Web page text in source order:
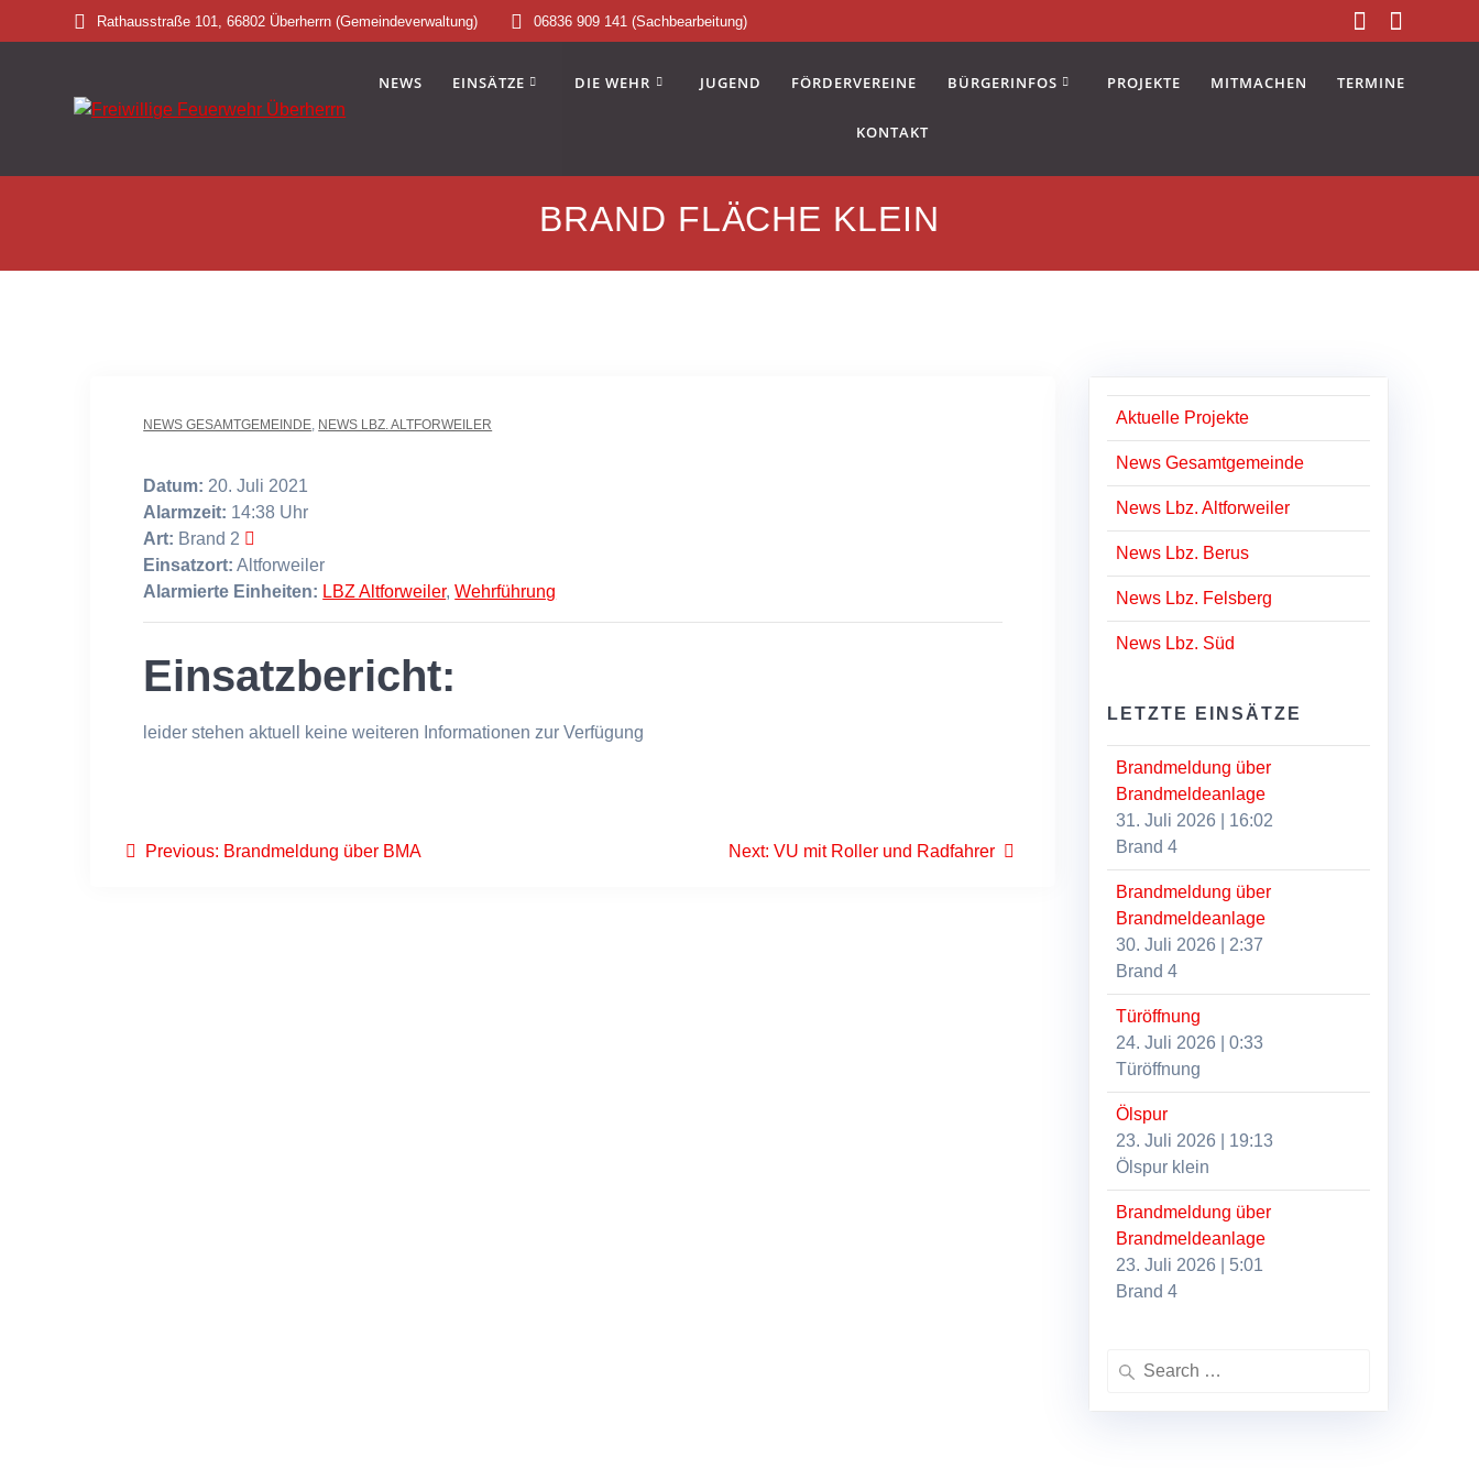
to
Rathausstraße 101, 66802 Überherrn (Gemeindeverwaltung) 06836 909 141 (Sachbearbeitung)
NEWS EINSÄTZE DIE WEHR JUGEND FÖRDERVEREINE BÜRGERINFOS PROJEKTE MITMACHEN TERMINE
KONTAKT
BRAND FLÄCHE KLEIN
NEWS GESAMTGEMEINDE NEWS LBZ. ALTFORWEILER
Datum: 20. Juli 2021
Alarmzeit: 14:38 Uhr
Art: Brand 2
Einsatzort: Altforweiler
Alarmierte Einheiten: LBZ Altforweiler,Wehrführung
Einsatzbericht:
leider stehen aktuell keine weiteren Informationen zur Verfügung
Beitragsnavigation
Previous: Previous
Brandmeldung über BMA Next: Next
VU mit Roller und Radfahrer
Aktuelle Projekte
News Gesamtgemeinde
News Lbz. Altforweiler
News Lbz. Berus
News Lbz. Felsberg
News Lbz. Süd
LETZTE EINSÄTZE
Brandmeldung über
Brandmeldeanlage
31. Juli 2026
16:02
Brand 4
Brandmeldung über
Brandmeldeanlage
30. Juli 2026
2:37
Brand 4
Türöffnung
24. Juli 2026 |0:33
Türöffnung
Ölspur
23. Juli 2026
19:13
Ölspur klein
Brandmeldung über
Brandmeldeanlage
23. Juli 2026
5:01
Brand 4
Search